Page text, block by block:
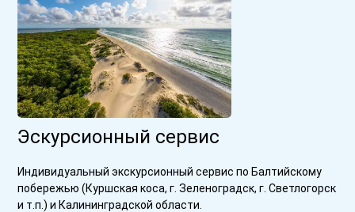
Эскурсионный сервис
Индивидуальный экскурсионный сервис по Балтийскому
побережью (Куршская коса, г. Зеленоградск, г. Светлогорск
и т.п.) и Калининградской области.